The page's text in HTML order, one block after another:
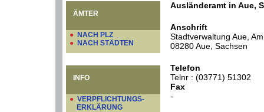
ÄMTER
● NACH PLZ
● NACH STÄDTEN
INFO
● VERPFLICHTUNGS-
ERKLÄRUNG
Ausländeramt in Aue,
Anschrift
Stadtverwaltung Aue,
08280 Aue, Sachsen
Telefon
Telnr : (03771) 51302
Fax
-